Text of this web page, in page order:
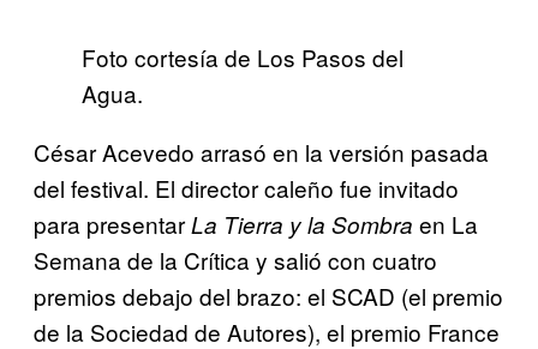
Foto cortesía de Los Pasos del
Agua.
César Acevedo arrasó en la versión pasada
del festival. El director caleño fue invitado
para presentarLa Tierra y la Sombra en La
Semana de la Crítica y salió con cuatro
premios debajo del brazo: el SCAD (el premio
de la Sociedad de Autores), el premio France